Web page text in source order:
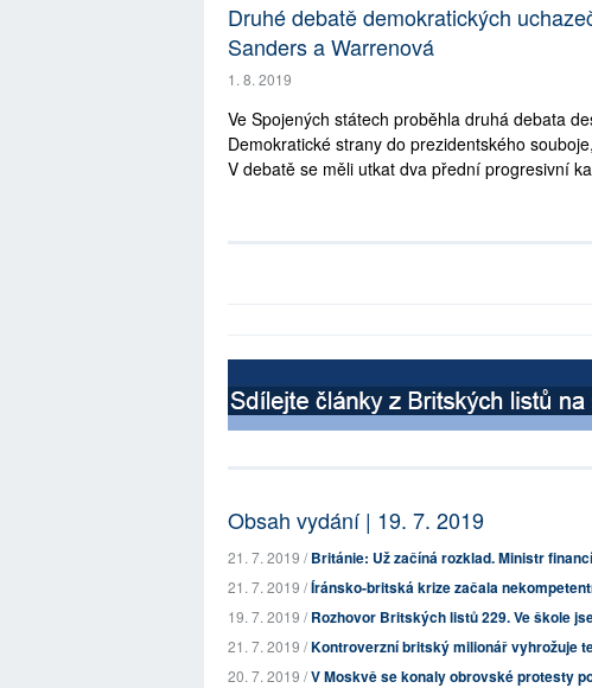
Druhé debatě demokratických
Sanders a Warrenová
1. 8. 2019
Ve Spojených státech proběhla druhá debata
Demokratické strany do prezidentského
V debatě se měli utkat dva přední progresivní
Obsah vydání | 19. 7. 2019
21. 7. 2019 /Británie: Už začíná rozklad. Ministr
21. 7. 2019 /Íránsko-britská krize začala
19. 7. 2019 /Rozhovor Britských listů 229. Ve škole
21. 7. 2019 /Kontroverzní britský milionář vyhrožuje
20. 7. 2019 /V Moskvě se konaly obrovské protesty